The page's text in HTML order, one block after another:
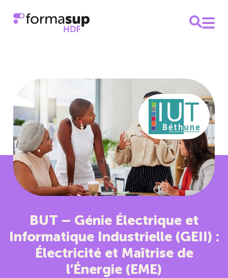
BUT – Génie Électrique et
Informatique Industrielle (GEII) :
Électricité et Maîtrise de
l’Énergie (EME)